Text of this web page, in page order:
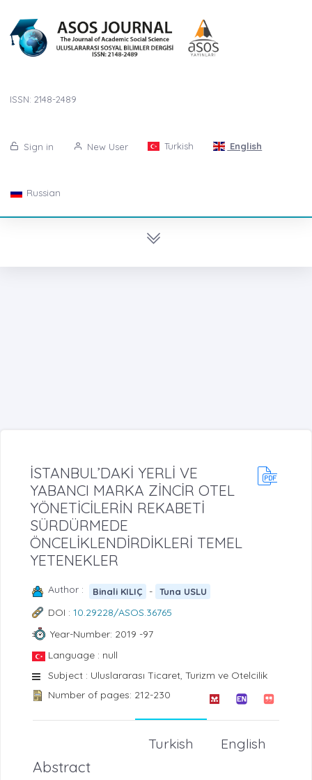
ISSN: 2148-2489
Sign in New User Turkish English
Russian
İSTANBUL’DAKİ YERLİ VE
YABANCI MARKA ZİNCİR OTEL
YÖNETİCİLERİN REKABETİ
SÜRDÜRMEDE
ÖNCELİKLENDİRDİKLERİ TEMEL
YETENEKLER
Author : Binali KILIÇ - Tuna USLU
DOI : 10.29228/ASOS.36765
Year-Number: 2019 -97
Language : null
Subject : Uluslararası Ticaret, Turizm ve Otelcilik
Number of pages: 212-230
English
Turkish
Abstract